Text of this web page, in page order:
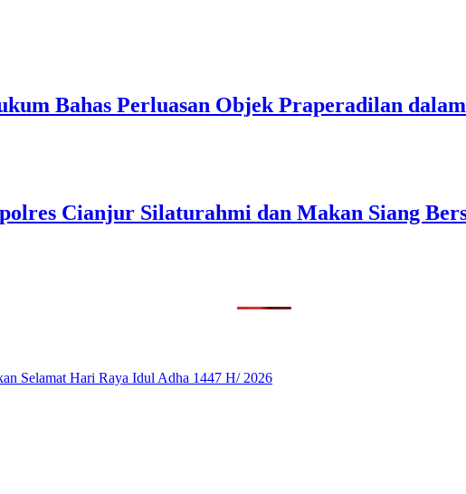
Bahas Perluasan Objek Praperadilan
Cianjur Silaturahmi dan Makan Siang
Selamat Hari Raya Idul Adha 1447 H/ 2026